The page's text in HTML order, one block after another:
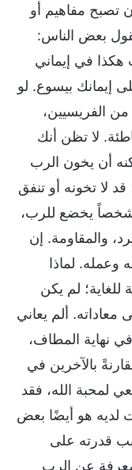
تصبح مفاهيم أو
بعض الناس:
هكذا في إيماني
إيمانك بيسوع. لو
الفريسيين،
لا تظن أنك
أن يخون الرب
لا تخونه أو تنفق
شخصاً يخضع للرب،
والمقاومة. إن
وعمله. لماذا
لم يكن
ألم يعاني
نهاية المطاف،
بالآخرين في
لمحبة الله، فقد
لديه هو أيضًا بعض
قدرته على
عن الرب